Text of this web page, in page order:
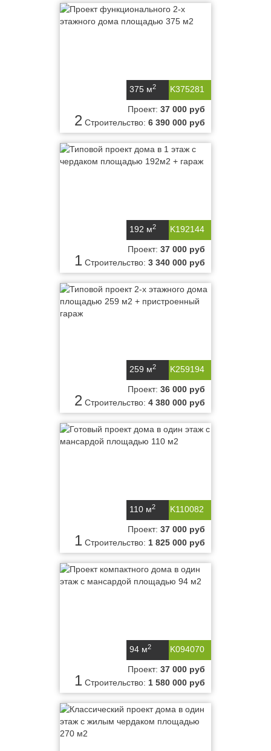
K375281
375 м2
2
Проект: 37 000 руб
Строительство: 6 390 000 руб
K192144
192 м2
1
Проект: 37 000 руб
Строительство: 3 340 000 руб
K259194
259 м2
2
Проект: 36 000 руб
Строительство: 4 380 000 руб
K110082
110 м2
1
Проект: 37 000 руб
Строительство: 1 825 000 руб
K094070
94 м2
1
Проект: 37 000 руб
Строительство: 1 580 000 руб